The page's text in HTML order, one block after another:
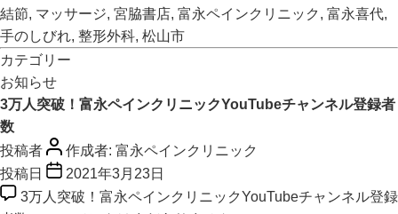
結節, マッサージ, 宮脇書店, 富永ペインクリニック , 富永喜代,
手のしびれ, 整形外科, 松山市
カテゴリー
お知らせ
3万人突破！富永ペインクリニックYouTubeチャンネル登録者
数
投稿者
作成者: 富永ペインクリニック
投稿日
2021年3月23日
3万人突破！富永ペインクリニックYouTubeチャンネル登録